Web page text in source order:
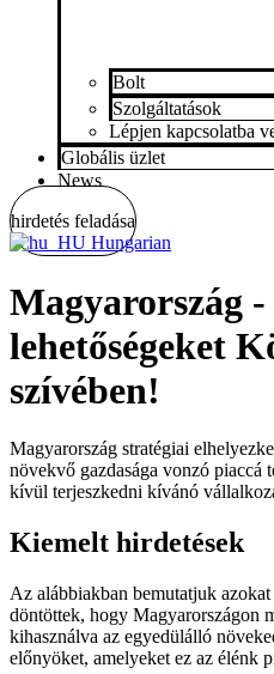
Bolt
Szolgáltatások
Lépjen kapcsolatba
Globális üzlet
News
hirdetés feladása
Hungarian
Magyarország
lehetőségeket
szívében!
Magyarország stratégiai
növekvő gazdasága vonzó piaccá
kívül terjeszkedni kívánó
Kiemelt hirdetések
Az alábbiakban bemutatjuk
döntöttek, hogy Magyarországon
kihasználva az egyedülálló
előnyöket, amelyeket ez az élénk